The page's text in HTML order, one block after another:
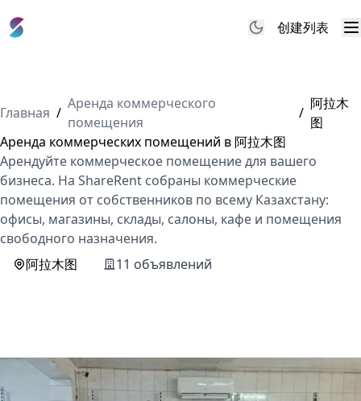
创建列表
Главная /
Аренда коммерческого
помещения
/
阿拉木
图
Аренда коммерческих помещений в 阿拉木图
Арендуйте коммерческое помещение для вашего
бизнеса. На ShareRent собраны коммерческие
помещения от собственников по всему Казахстану:
офисы, магазины, склады, салоны, кафе и помещения
свободного назначения.
阿拉木图
11 объявлений